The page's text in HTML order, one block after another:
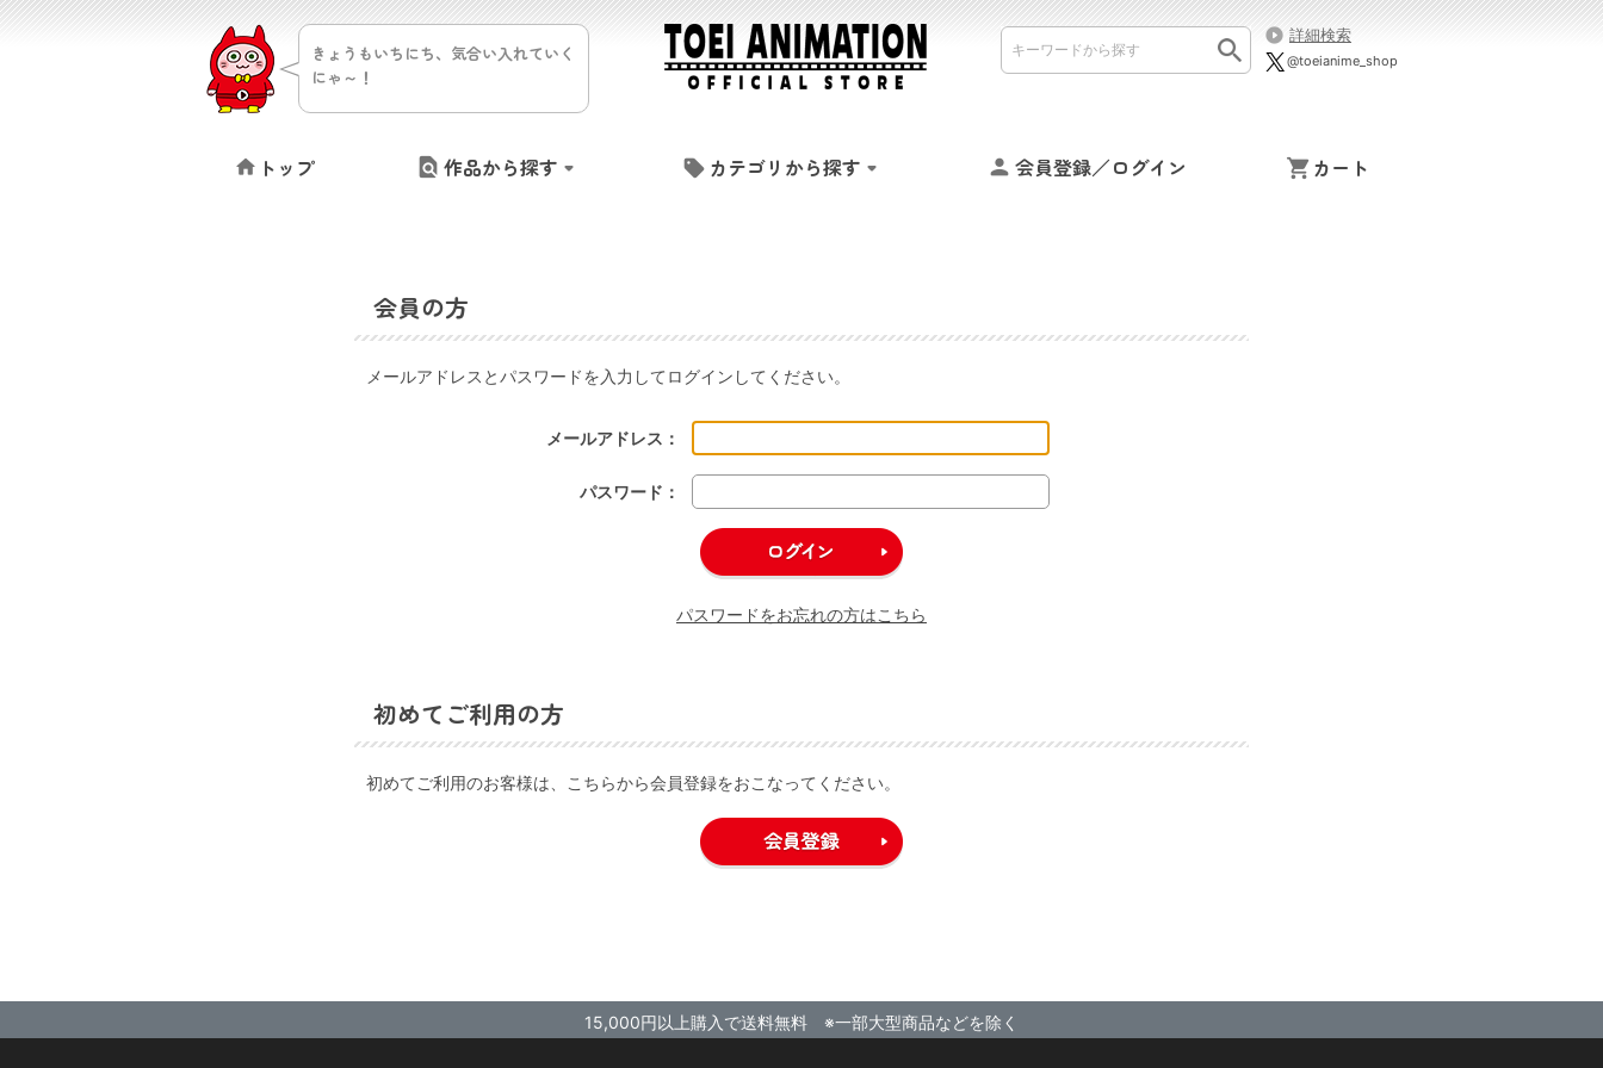
きょうもいちにち、気合い入れていく
にゃ～！
詳細検索
@toeianime_shop
トップ 作品から探す カテゴリから探す 会員登録／ログイン カート
会員の方
メールアドレスとパスワードを入力してログインしてください。
メールアドレス：
パスワード：
パスワードをお忘れの方はこちら
初めてご利用の方
初めてご利用のお客様は、こちらから会員登録をおこなってください。
15,000円以上購入で送料無料 ※一部大型商品などを除く